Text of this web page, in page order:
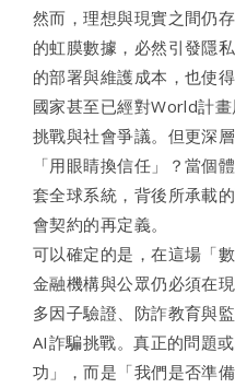
然而，理想與現實之間仍
的虹膜數據，必然引發隱
的部署與維護成本，也使
國家甚至已經對World計
挑戰與社會爭議。但更深
「用眼睛換信任」？當個
套全球系統，背後所承載
會契約的再定義。
可以確定的是，在這場「
金融機構與公眾仍必須在
多因子驗證、防詐教育與
AI詐騙挑戰。真正的問題
功」，而是「我們是否準